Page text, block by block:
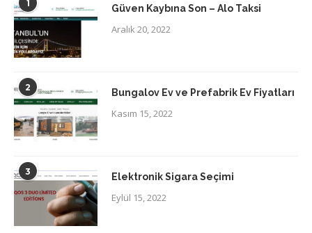
1 Güven Kaybına Son – Alo Taksi
Aralık 20, 2022
2 Bungalov Ev ve Prefabrik Ev Fiyatları
Kasım 15, 2022
3 Elektronik Sigara Seçimi
Eylül 15, 2022